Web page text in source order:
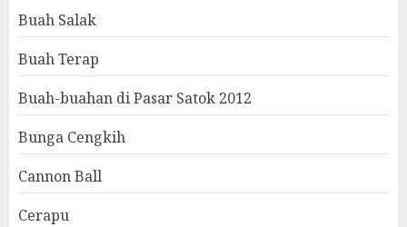
Buah Salak
Buah Terap
Buah-buahan di Pasar Satok 2012
Bunga Cengkih
Cannon Ball
Cerapu